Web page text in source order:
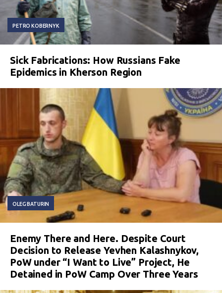
PETRO KOBERNYK
Sick Fabrications: How Russians Fake
Epidemics in Kherson Region
OLEG BATURIN
Enemy There and Here. Despite Court
Decision to Release Yevhen Kalashnykov,
PoW under “I Want to Live” Project, He
Detained in PoW Camp Over Three Years